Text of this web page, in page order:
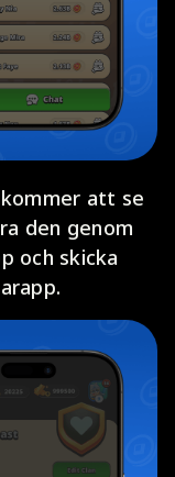
att se
den genom
och skicka